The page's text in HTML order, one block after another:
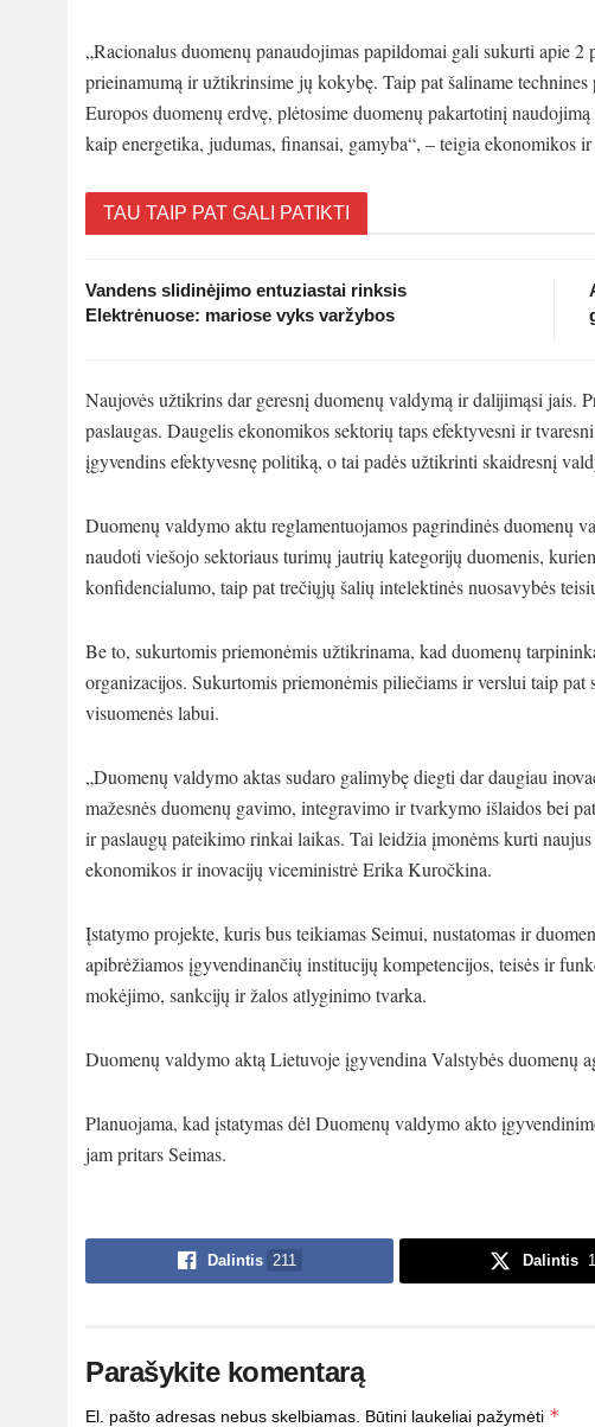
„Racionalus duomenų panaudojimas papildomai gali sukurti apie
prieinamumą ir užtikrinsime jų kokybę. Taip pat šaliname
Europos duomenų erdvę, plėtosime duomenų pakartotinį
kaip energetika, judumas, finansai, gamyba“, – teigia ekonomikos
TAU TAIP PAT GALI PATIKTI
Vandens slidinėjimo entuziastai rinksis
Elektrėnuose: mariose vyks varžybos
Naujovės užtikrins dar geresnį duomenų valdymą ir dalijimąsi jais.
paslaugas. Daugelis ekonomikos sektorių taps efektyvesni ir
įgyvendins efektyvesnę politiką, o tai padės užtikrinti skaidresnį
Duomenų valdymo aktu reglamentuojamos pagrindinės duomenų
naudoti viešojo sektoriaus turimų jautrių kategorijų duomenis,
konfidencialumo, taip pat trečiųjų šalių intelektinės nuosavybės
Be to, sukurtomis priemonėmis užtikrinama, kad duomenų
organizacijos. Sukurtomis priemonėmis piliečiams ir verslui taip pat
visuomenės labui.
„Duomenų valdymo aktas sudaro galimybę diegti dar daugiau
mažesnės duomenų gavimo, integravimo ir tvarkymo išlaidos bei
ir paslaugų pateikimo rinkai laikas. Tai leidžia įmonėms kurti
ekonomikos ir inovacijų viceministrė Erika Kuročkina.
Įstatymo projekte, kuris bus teikiamas Seimui, nustatomas ir
apibrėžiamos įgyvendinančių institucijų kompetencijos, teisės ir
mokėjimo, sankcijų ir žalos atlyginimo tvarka.
Duomenų valdymo aktą Lietuvoje įgyvendina Valstybės duomenų
Planuojama, kad įstatymas dėl Duomenų valdymo akto
jam pritars Seimas.
Dalintis 211 Dalintis
Parašykite komentarą
El. pašto adresas nebus skelbiamas. Būtini laukeliai pažymėti *